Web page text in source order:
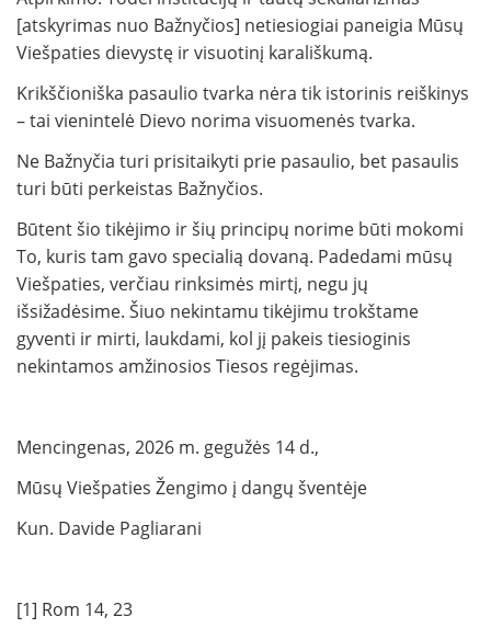
[atskyrimas nuo Bažnyčios] netiesiogiai paneigia Mūsų
Viešpaties dievystę ir visuotinį karališkumą.
Krikščioniška pasaulio tvarka nėra tik istorinis reiškinys
– tai vienintelė Dievo norima visuomenės tvarka.
Ne Bažnyčia turi prisitaikyti prie pasaulio, bet pasaulis
turi būti perkeistas Bažnyčios.
Būtent šio tikėjimo ir šių principų norime būti mokomi
To, kuris tam gavo specialią dovaną. Padedami mūsų
Viešpaties, verčiau rinksimės mirtį, negu jų
išsižadėsime. Šiuo nekintamu tikėjimu trokštame
gyventi ir mirti, laukdami, kol jį pakeis tiesioginis
nekintamos amžinosios Tiesos regėjimas.
Mencingenas, 2026 m. gegužės 14 d.,
Mūsų Viešpaties Žengimo į dangų šventėje
Kun. Davide Pagliarani
[1] Rom 14, 23